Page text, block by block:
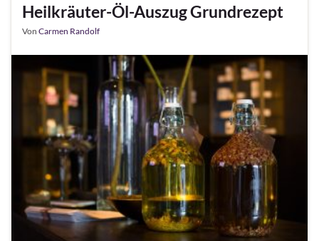
Heilkräuter-Öl-Auszug Grundrezept
Von Carmen Randolf